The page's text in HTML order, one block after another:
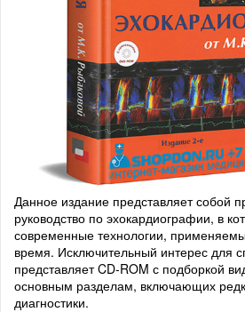
Данное издание представляет собой
руководство по эхокардиографии, в
современные технологии,
время. Исключительный интерес для
представляет CD-ROM с подборкой
основным разделам, включающих
диагностики.